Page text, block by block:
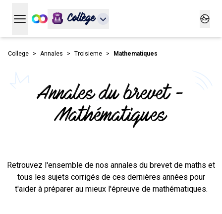
Ouvrir le menu principal
Collège
College Annales Troisieme Mathematiques
Annales du brevet -
Mathématiques
Retrouvez l'ensemble de nos annales du brevet de maths et
tous les sujets corrigés de ces dernières années pour
t'aider à préparer au mieux l'épreuve de mathématiques.